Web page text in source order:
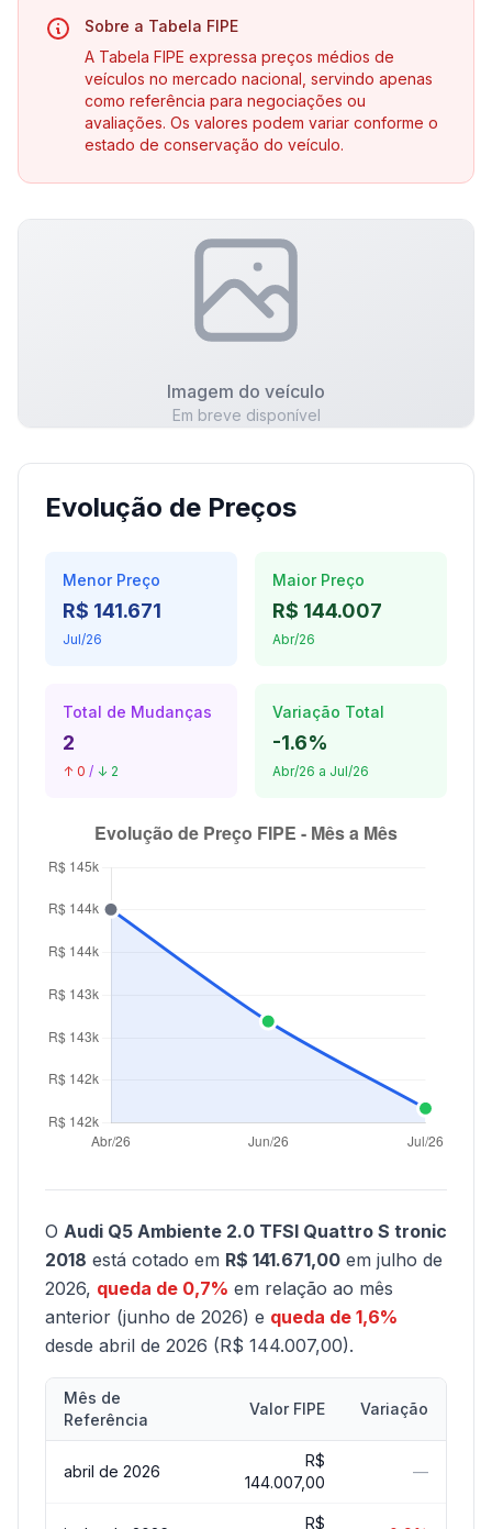
Sobre a Tabela FIPE
A Tabela FIPE expressa preços médios de
veículos no mercado nacional, servindo apenas
como referência para negociações ou
avaliações. Os valores podem variar conforme o
estado de conservação do veículo.
Imagem do veículo
Em breve disponível
Evolução de Preços
Menor Preço
R$ 141.671
Jul/26
Maior Preço
R$ 144.007
Abr/26
Total de Mudanças
2
↑ 0 / ↓ 2
Variação Total
-1.6%
Abr/26 a Jul/26
O Audi Q5 Ambiente 2.0 TFSI Quattro S tronic
2018 está cotado em R$ 141.671,00 em julho de
2026, queda de 0,7% em relação ao mês
anterior (junho de 2026) e queda de 1,6%
desde abril de 2026 (R$ 144.007,00).
Mês de
Referência
Valor FIPE Variação
abril de 2026
R$
144.007,00
—
R$